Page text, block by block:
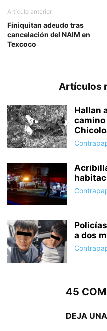
Artículo anterior
Finiquitan adeudo tras
cancelación del NAIM en
Texcoco
Artículos
Hallan
camino
a dos
45
DEJA